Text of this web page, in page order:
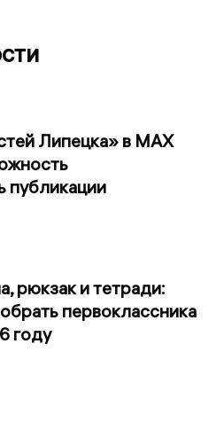
Липецка» в MAX
публикации
рюкзак и тетради:
первоклассника
году